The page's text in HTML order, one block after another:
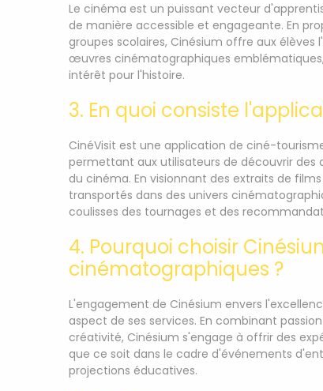
Le cinéma est un puissant vecteur
de manière accessible et engageante. En
groupes scolaires, Cinésium offre aux
œuvres cinématographiques
intérêt pour l'histoire.
3. En quoi consiste
CinéVisit est une application de ciné-
permettant aux utilisateurs de découvrir
du cinéma. En visionnant des extraits de
transportés dans des univers
coulisses des tournages et des
4. Pourquoi choisir
cinématographiques ?
L'engagement de Cinésium envers
aspect de ses services. En combinant
créativité, Cinésium s'engage à offrir des
que ce soit dans le cadre d'événements
projections éducatives.